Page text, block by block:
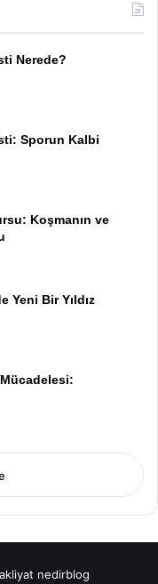
Nerede?
Sporun Kalbi
Koşmanın ve
Yeni Bir Yıldız
nedirblog